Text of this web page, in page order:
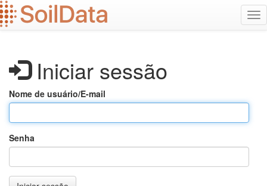
Ir
para
o
Iniciar sessão
Nome de usuário/E-mail
Senha